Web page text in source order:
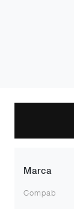
Marca
Compab